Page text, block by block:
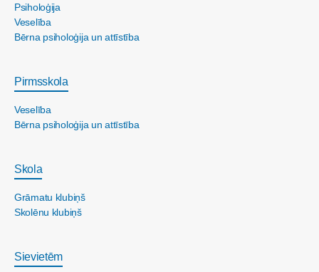
Psiholoģija
Veselība
Bērna psiholoģija un attīstība
Pirmsskola
Veselība
Bērna psiholoģija un attīstība
Skola
Grāmatu klubiņš
Skolēnu klubiņš
Sievietēm